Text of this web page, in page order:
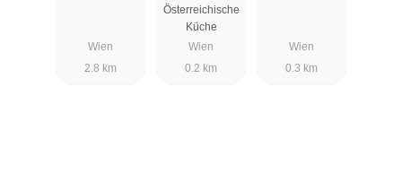
Wien
2.8 km
Österreichische
Küche
Wien
0.2 km
Wien
0.3 km